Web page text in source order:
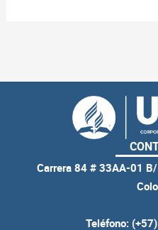
Carrera 84 # 33AA-01
Teléfono: